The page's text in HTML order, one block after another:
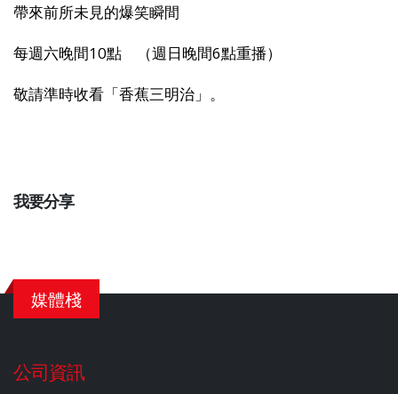
帶來前所未見的爆笑瞬間
每週六晚間10點 （週日晚間6點重播）
敬請準時收看「香蕉三明治」。
我要分享
媒體棧
公司資訊